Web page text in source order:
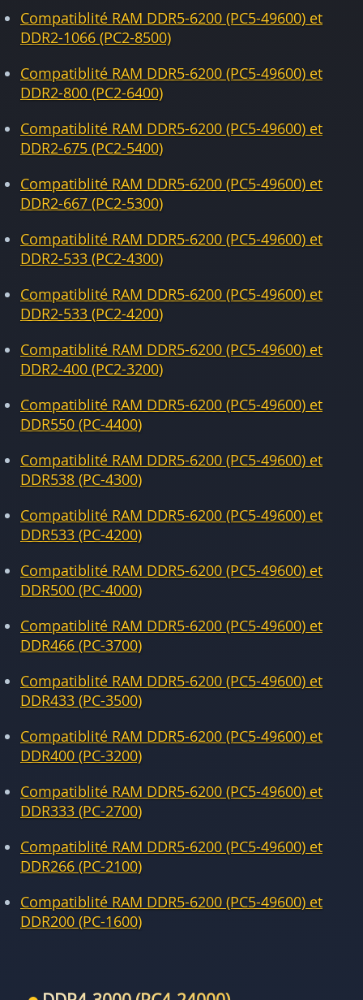
Compatiblité RAM DDR5-6200 (PC5-49600) et
DDR2-1066 (PC2-8500)
Compatiblité RAM DDR5-6200 (PC5-49600) et
DDR2-800 (PC2-6400)
Compatiblité RAM DDR5-6200 (PC5-49600) et
DDR2-675 (PC2-5400)
Compatiblité RAM DDR5-6200 (PC5-49600) et
DDR2-667 (PC2-5300)
Compatiblité RAM DDR5-6200 (PC5-49600) et
DDR2-533 (PC2-4300)
Compatiblité RAM DDR5-6200 (PC5-49600) et
DDR2-533 (PC2-4200)
Compatiblité RAM DDR5-6200 (PC5-49600) et
DDR2-400 (PC2-3200)
Compatiblité RAM DDR5-6200 (PC5-49600) et
DDR550 (PC-4400)
Compatiblité RAM DDR5-6200 (PC5-49600) et
DDR538 (PC-4300)
Compatiblité RAM DDR5-6200 (PC5-49600) et
DDR533 (PC-4200)
Compatiblité RAM DDR5-6200 (PC5-49600) et
DDR500 (PC-4000)
Compatiblité RAM DDR5-6200 (PC5-49600) et
DDR466 (PC-3700)
Compatiblité RAM DDR5-6200 (PC5-49600) et
DDR433 (PC-3500)
Compatiblité RAM DDR5-6200 (PC5-49600) et
DDR400 (PC-3200)
Compatiblité RAM DDR5-6200 (PC5-49600) et
DDR333 (PC-2700)
Compatiblité RAM DDR5-6200 (PC5-49600) et
DDR266 (PC-2100)
Compatiblité RAM DDR5-6200 (PC5-49600) et
DDR200 (PC-1600)